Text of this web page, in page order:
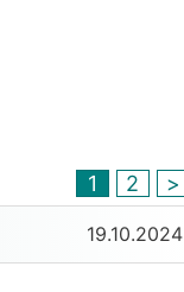
1 2 >
19.10.2024